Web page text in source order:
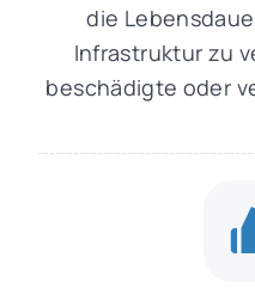
die
Infrastruktur zu
beschädigte oder